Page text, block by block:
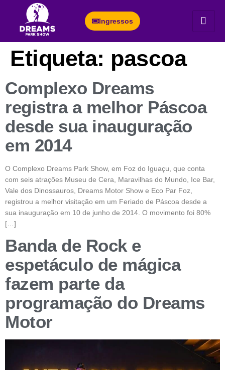
Ingressos
Etiqueta: pascoa
Complexo Dreams
registra a melhor Páscoa
desde sua inauguração
em 2014
O Complexo Dreams Park Show, em Foz do Iguaçu, que conta
com seis atrações Museu de Cera, Maravilhas do Mundo, Ice Bar,
Vale dos Dinossauros, Dreams Motor Show e Eco Par Foz,
registrou a melhor visitação em um Feriado de Páscoa desde a
sua inauguração em 10 de junho de 2014. O movimento foi 80%
[…]
Banda de Rock e
espetáculo de mágica
fazem parte da
programação do Dreams
Motor